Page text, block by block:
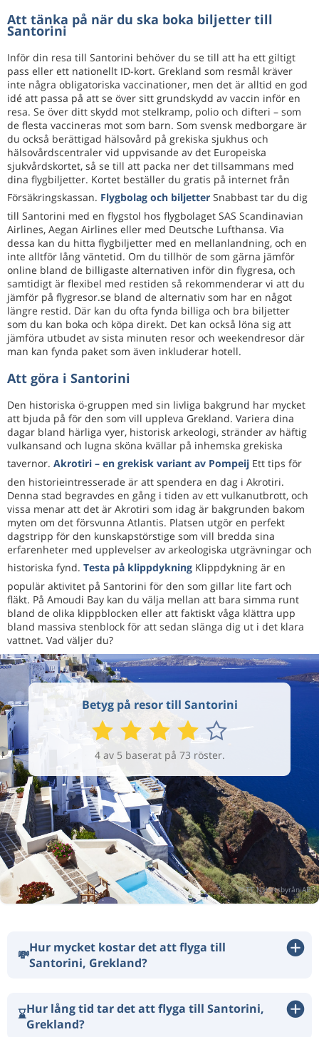
Att tänka på när du ska boka biljetter till
Santorini
Inför din resa till Santorini behöver du se till att ha ett giltigt
pass eller ett nationellt ID-kort. Grekland som resmål kräver
inte några obligatoriska vaccinationer, men det är alltid en god
idé att passa på att se över sitt grundskydd av vaccin inför en
resa. Se över ditt skydd mot stelkramp, polio och difteri – som
de flesta vaccineras mot som barn. Som svensk medborgare är
du också berättigad hälsovård på grekiska sjukhus och
hälsovårdscentraler vid uppvisande av det Europeiska
sjukvårdskortet, så se till att packa ner det tillsammans med
dina flygbiljetter. Kortet beställer du gratis på internet från
Försäkringskassan. Flygbolag och biljetter Snabbast tar du dig
till Santorini med en flygstol hos flygbolaget SAS Scandinavian
Airlines, Aegan Airlines eller med Deutsche Lufthansa. Via
dessa kan du hitta flygbiljetter med en mellanlandning, och en
inte alltför lång väntetid. Om du tillhör de som gärna jämför
online bland de billigaste alternativen inför din flygresa, och
samtidigt är flexibel med restiden så rekommenderar vi att du
jämför på flygresor.se bland de alternativ som har en något
längre restid. Där kan du ofta fynda billiga och bra biljetter
som du kan boka och köpa direkt. Det kan också löna sig att
jämföra utbudet av sista minuten resor och weekendresor där
man kan fynda paket som även inkluderar hotell.
Att göra i Santorini
Den historiska ö-gruppen med sin livliga bakgrund har mycket
att bjuda på för den som vill uppleva Grekland. Variera dina
dagar bland härliga vyer, historisk arkeologi, stränder av häftig
vulkansand och lugna sköna kvällar på inhemska grekiska
tavernor. Akrotiri – en grekisk variant av Pompeij Ett tips för
den historieintresserade är att spendera en dag i Akrotiri.
Denna stad begravdes en gång i tiden av ett vulkanutbrott, och
vissa menar att det är Akrotiri som idag är bakgrunden bakom
myten om det försvunna Atlantis. Platsen utgör en perfekt
dagstripp för den kunskapstörstige som vill bredda sina
erfarenheter med upplevelser av arkeologiska utgrävningar och
historiska fynd. Testa på klippdykning Klippdykning är en
populär aktivitet på Santorini för den som gillar lite fart och
fläkt. På Amoudi Bay kan du välja mellan att bara simma runt
bland de olika klippblocken eller att faktiskt våga klättra upp
bland massiva stenblock för att sedan slänga dig ut i det klara
vattnet. Vad väljer du?
Betyg på resor till Santorini
4 av 5 baserat på 73 röster.
💸Hur mycket kostar det att flyga till
Santorini, Grekland?
⌛Hur lång tid tar det att flyga till Santorini,
Grekland?